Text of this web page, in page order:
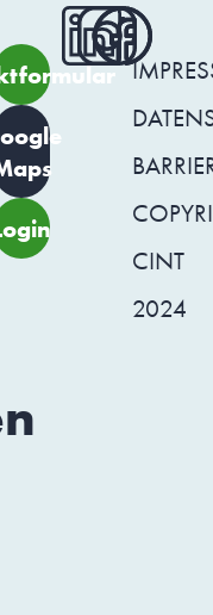
CINT
2024